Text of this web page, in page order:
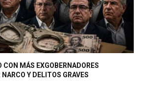
CON MÁS EXGOBERNADORES
Y DELITOS GRAVES